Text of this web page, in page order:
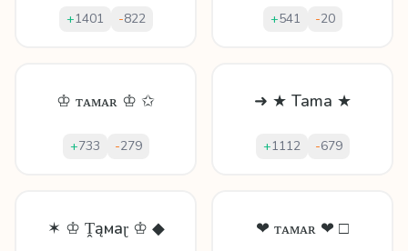
+1401 -822 +541 -20
♔ ᴛᴀᴍᴀʀ ♔ ✩
+733 -279
➜ ★ Tama ★
+1112 -679
✶ ♔ Ṱąмaɽ ♔ ◆ ❤ ᴛᴀᴍᴀʀ ❤ □